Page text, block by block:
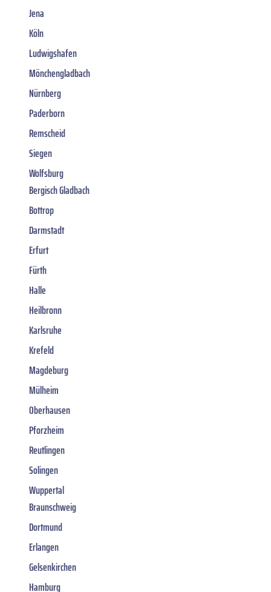
Jena
Köln
Ludwigshafen
Mönchengladbach
Nürnberg
Paderborn
Remscheid
Siegen
Wolfsburg
Bergisch Gladbach
Bottrop
Darmstadt
Erfurt
Fürth
Halle
Heilbronn
Karlsruhe
Krefeld
Magdeburg
Mülheim
Oberhausen
Pforzheim
Reutlingen
Solingen
Wuppertal
Braunschweig
Dortmund
Erlangen
Gelsenkirchen
Hamburg